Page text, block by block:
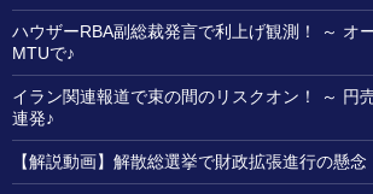
ハウザーRBA副総裁発言で利上げ観測！ ～ オ
MTUで♪
イラン関連報道で束の間のリスクオン！ ～ 円
連発♪
【解説動画】解散総選挙で財政拡張進行の懸念